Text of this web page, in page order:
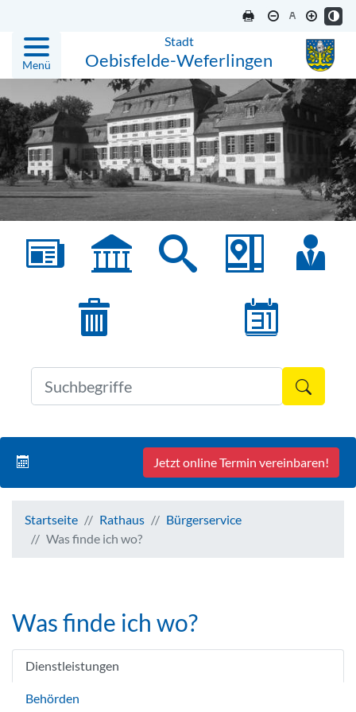
Menü
Stadt
Oebisfelde-Weferlingen
Jetzt online Termin vereinbaren!
Startseite Rathaus
Bürgerservice
Was finde ich wo?
Was finde ich wo?
Dienstleistungen
Behörden